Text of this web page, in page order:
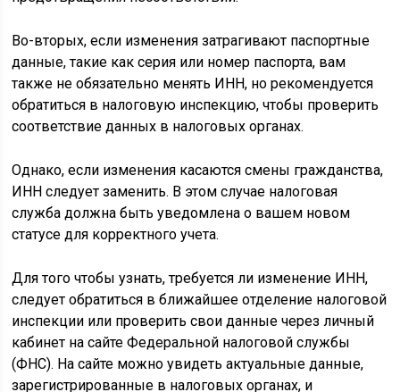
Во-вторых, если изменения затрагивают паспортные
данные, такие как серия или номер паспорта, вам
также не обязательно менять ИНН, но рекомендуется
обратиться в налоговую инспекцию, чтобы проверить
соответствие данных в налоговых органах.
Однако, если изменения касаются смены гражданства,
ИНН следует заменить. В этом случае налоговая
служба должна быть уведомлена о вашем новом
статусе для корректного учета.
Для того чтобы узнать, требуется ли изменение ИНН,
следует обратиться в ближайшее отделение налоговой
инспекции или проверить свои данные через личный
кабинет на сайте Федеральной налоговой службы
(ФНС). На сайте можно увидеть актуальные данные,
зарегистрированные в налоговых органах, и